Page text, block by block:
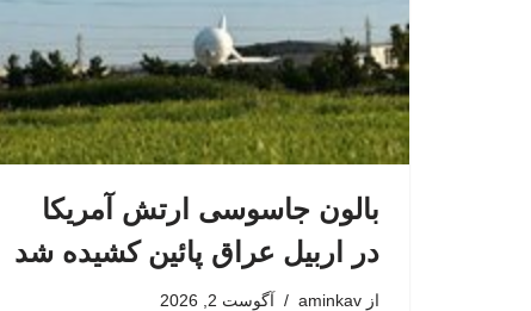
بالون جاسوسی ارتش آمریکا
در اربیل عراق پائین کشیده شد
از aminkav آگوست 2, 2026